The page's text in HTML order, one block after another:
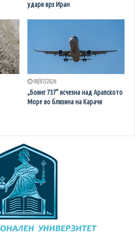
удари врз Иран
08/07/2026
„Боинг 737“ исчезна над Арапското
Море во близина на Карачи